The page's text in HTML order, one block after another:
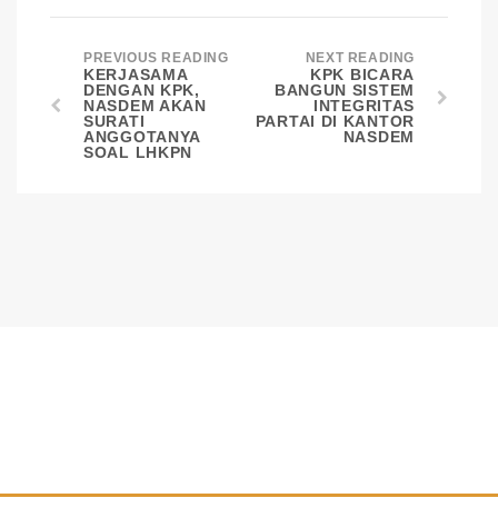
PREVIOUS READING
KERJASAMA
DENGAN KPK,
NASDEM AKAN
SURATI
ANGGOTANYA
SOAL LHKPN
NEXT READING
KPK BICARA
BANGUN SISTEM
INTEGRITAS
PARTAI DI KANTOR
NASDEM